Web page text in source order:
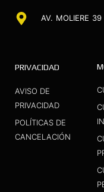
AV. MOLIERE
PRIVACIDAD
AVISO DE
PRIVACIDAD
POLÍTICAS DE
CANCELACIÓN